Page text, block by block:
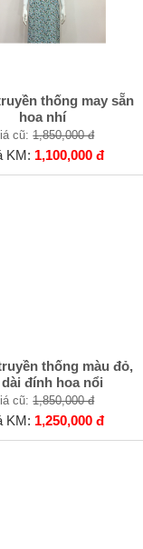
thống may sẵn
hoa nhí
cũ:1,850,000 đ
KM: 1,100,000 đ
thống màu đỏ,
đính hoa nổi
cũ:1,850,000 đ
KM: 1,250,000 đ